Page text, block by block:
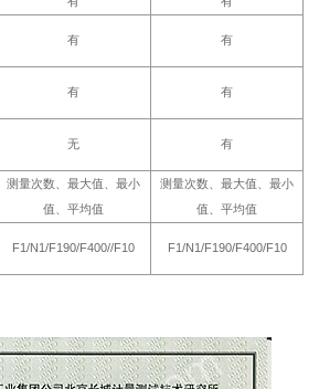
有 有
有 有
无 有
测量次数、最大值、最小
值、平均值
测量次数、最大值、最小
值、平均值
F1/N1/F190/F400//F10 F1/N1/F190/F400/F10